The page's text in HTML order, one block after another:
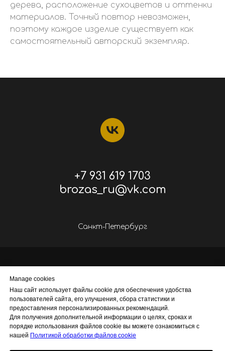
дерева, расположение сухоцветов и оттенки
материалов. Точный повтор невозможен,
поэтому каждое изделие существует как
самостоятельный авторский экземпляр.
+7 931 619 1703
brozas_ru@vk.com
Санкт-Петербург
Политика обработки персональных данных
Политика cookies
Согласие на обработку персональных данных
Согласие на рекламную рассылку
Договор оферты
Manage cookies
Наш сайт использует файлы cookie для обеспечения удобства
пользователей сайта, его улучшения, сбора статистики и
предоставления персонализированных рекомендаций.
Для получения дополнительной информации о целях, сроках и
порядке использования файлов cookie вы можете ознакомиться с
нашей Политикой обработки файлов cookie